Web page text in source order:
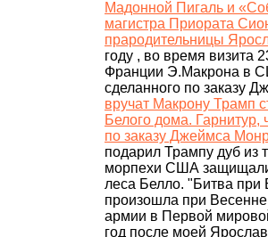
Мадонной Пигаль и
магистра Приората
прародительницы
году , во время визита
Франции Э.Макрона в
сделанного по заказу
вручат Макрону Трамп
Белого дома. Гарнитур,
по заказу Джеймса
подарил Трампу дуб из
морпехи США защищали
леса Белло. "Битва
произошла при
армии в Первой
год после моей